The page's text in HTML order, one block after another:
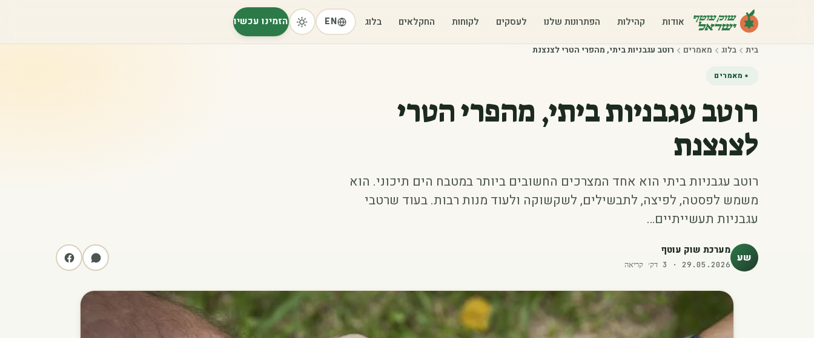
אודות קהילות הפתרונות שלנו לעסקים לקוחות החקלאים בלוג EN הזמינו עכשיו
בית בלוג מאמרים רוטב עגבניות ביתי, מהפרי הטרי לצנצנת
מאמרים
רוטב עגבניות ביתי, מהפרי הטרי
לצנצנת
רוטב עגבניות ביתי הוא אחד המצרכים החשובים ביותר במטבח הים תיכוני. הוא
משמש לפסטה, לפיצה, לתבשילים, לשקשוקה ולעוד מנות רבות. בעוד שרטבי
עגבניות תעשייתיים…
שע מערכת שוק עוטף
29.05.2026
·
3 דק׳ קריאה